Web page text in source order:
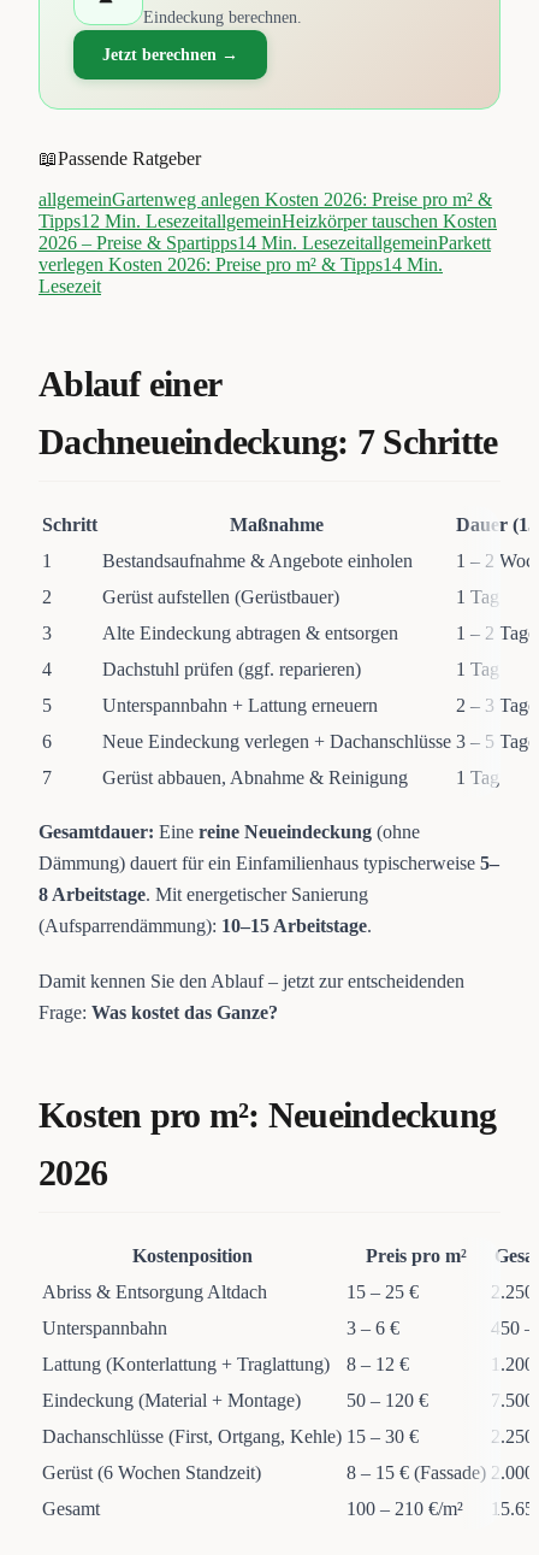
Eindeckung berechnen.
Jetzt berechnen →
📖Passende Ratgeber
allgemeinGartenweg anlegen Kosten 2026: Preise pro m² &
Tipps12 Min. LesezeitallgemeinHeizkörper tauschen Kosten
2026 – Preise & Spartipps14 Min. LesezeitallgemeinParkett
verlegen Kosten 2026: Preise pro m² & Tipps14 Min.
Lesezeit
Ablauf einer
Dachneueindeckung: 7 Schritte
Schritt Maßnahme
Dauer
1
Bestandsaufnahme & Angebote einholen
1 – 2
2
Gerüst aufstellen (Gerüstbauer)
1 Tag
3
Alte Eindeckung abtragen & entsorgen
1 – 2 Tage
4
Dachstuhl prüfen (ggf. reparieren)
1 Tag
5
Unterspannbahn + Lattung erneuern
2 – 3 Tage
6
Neue Eindeckung verlegen + Dachanschlüsse 3 – 5 Tage
7
Gerüst abbauen, Abnahme & Reinigung 1 Tag
Gesamtdauer: Eine reine Neueindeckung (ohne
Dämmung) dauert für ein Einfamilienhaus typischerweise 5–
8 Arbeitstage. Mit energetischer Sanierung
(Aufsparrendämmung): 10–15 Arbeitstage.
Damit kennen Sie den Ablauf – jetzt zur entscheidenden
Frage: Was kostet das Ganze?
Kosten pro m²: Neueindeckung
2026
Kostenposition Preis pro m²
Abriss & Entsorgung Altdach
15 – 25 €
2.250
Unterspannbahn
3 – 6 €
450 –
Lattung (Konterlattung + Traglattung)
8 – 12 €
Eindeckung (Material + Montage)
50 – 120 €
7.500
Dachanschlüsse (First, Ortgang, Kehle) 15 – 30 €
2.250
Gerüst (6 Wochen Standzeit)
8 – 15 € (Fassade) 2.000
Gesamt
100 – 210 €/m²